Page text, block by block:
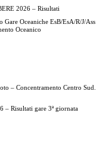
2026 – Risultati
Oceaniche EsB/EsA/R/J/Ass
Oceanico
– Concentramento Centro Sud.
– Risultati gare 3ª giornata